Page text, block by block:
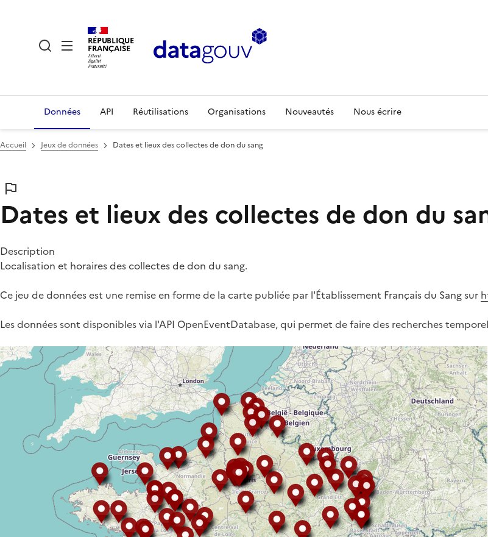
RÉPUBLIQUE
FRANÇAISE
Données API Réutilisations Organisations Nouveautés Nous écrire
Accueil Jeux de données Dates et lieux des collectes de don du sang
Dates et lieux des collectes de don du
Description
Localisation et horaires des collectes de don du sang.
Ce jeu de données est une remise en forme de la carte publiée par l'Établissement Français du Sang sur
Les données sont disponibles via l'API OpenEventDatabase, qui permet de faire des recherches